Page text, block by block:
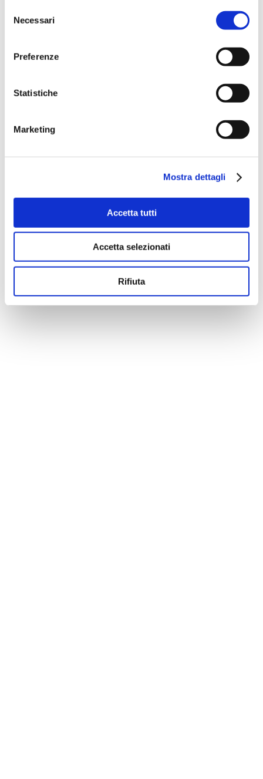
delNecessari
Preferenze
Statistiche
Marketing
Mostra dettagli
Accetta tutti
Accetta selezionati
Rifiuta